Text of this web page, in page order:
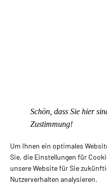
Uhren – Präzision am
Trauringe
Kleine Diamantkunde
Schön, dass Sie hier
Zustimmung!
Um Ihnen ein optimales
Sie, die Einstellungen für
unsere Website für Sie
Nutzerverhalten analysieren.